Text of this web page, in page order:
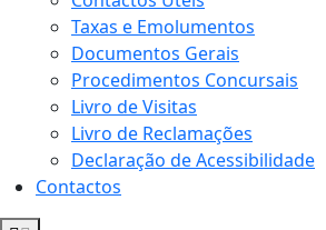
Taxas e Emolumentos
Documentos Gerais
Procedimentos Concursais
Livro de Visitas
Livro de Reclamações
Declaração de Acessibilidade
Contactos